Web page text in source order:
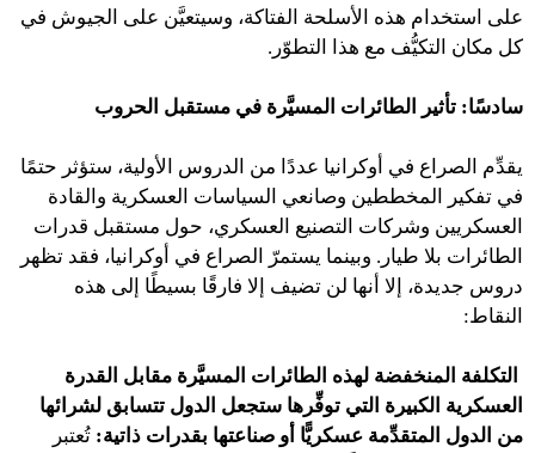
على استخدام هذه الأسلحة الفتاكة، وسيتعيَّن على الجيوش في
كل مكان التكيُّف مع هذا التطوّر.
سادسًا: تأثير الطائرات المسيَّرة في مستقبل الحروب
يقدِّم الصراع في أوكرانيا عددًا من الدروس الأولية، ستؤثر حتمًا
في تفكير المخططين وصانعي السياسات العسكرية والقادة
العسكريين وشركات التصنيع العسكري، حول مستقبل قدرات
الطائرات بلا طيار. وبينما يستمرّ الصراع في أوكرانيا، فقد تظهر
دروس جديدة، إلا أنها لن تضيف إلا فارقًا بسيطًا إلى هذه
النقاط:
التكلفة المنخفضة لهذه الطائرات المسيَّرة مقابل القدرة
العسكرية الكبيرة التي توفِّرها ستجعل الدول تتسابق لشرائها
من الدول المتقدِّمة عسكريًّا أو صناعتها بقدرات ذاتية: تُعتبر